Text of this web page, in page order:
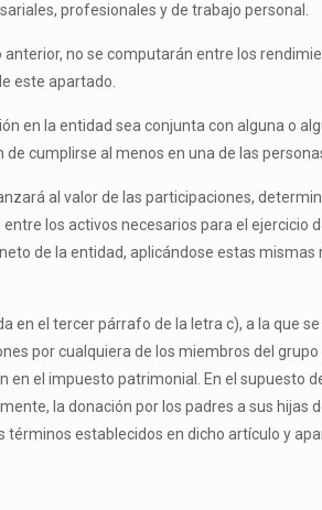
profesionales y de trabajo personal.
no se computarán entre los
este apartado.
en la entidad sea conjunta con alguna o
cumplirse al menos en una de las
al valor de las participaciones,
los activos necesarios para el ejercicio
de la entidad, aplicándose estas
en el tercer párrafo de la letra c), a la que
por cualquiera de los miembros del
en el impuesto patrimonial. En el supuesto
la donación por los padres a sus hijas
términos establecidos en dicho artículo y